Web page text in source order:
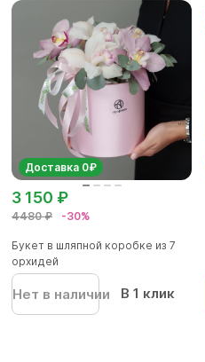
Доставка 0₽
4480 ₽ -30%
3 150 ₽
Букет в шляпной коробке из 7
орхидей
Нет в наличии В 1 клик